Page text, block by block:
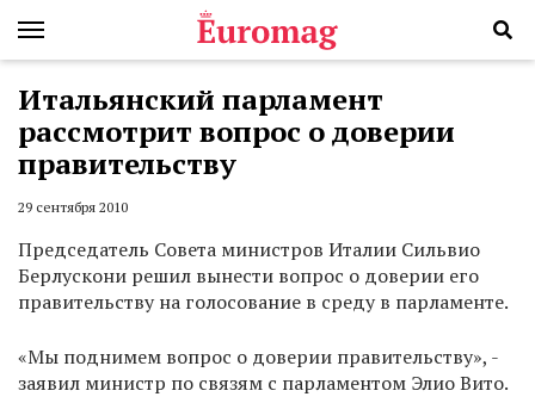
Итальянский парламент
рассмотрит вопрос о доверии
правительству
29 сентября 2010
Председатель Совета министров Италии Сильвио
Берлускони решил вынести вопрос о доверии его
правительству на голосование в среду в парламенте.
«Мы поднимем вопрос о доверии правительству», -
заявил министр по связям с парламентом Элио Вито.